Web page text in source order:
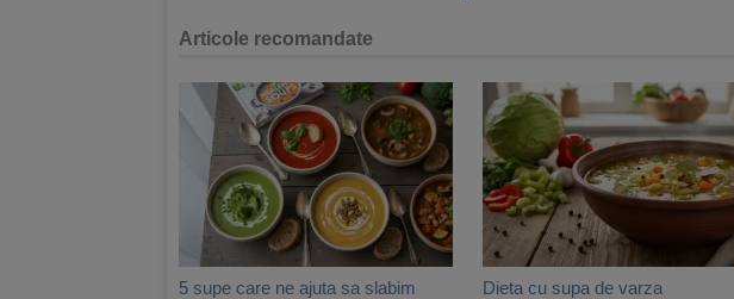
Articole recomandate
5 supe care ne ajuta sa slabim Dieta cu supa de varza